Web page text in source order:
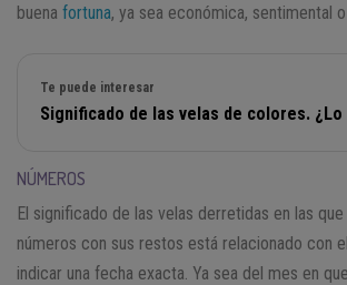
buena fortuna, ya sea económica, sentimental o
Te puede interesar
Significado de las velas de colores.
NÚMEROS
El significado de las velas derretidas en las
números con sus restos está relacionado con
indicar una fecha exacta. Ya sea del mes en